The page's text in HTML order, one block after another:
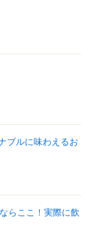
ブルに味わえるお
らここ！実際に飲